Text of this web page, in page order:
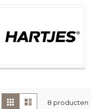
Tonen
als
Foto-
tabel
8 producten